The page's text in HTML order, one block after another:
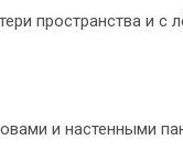
пространства и с
и настенными